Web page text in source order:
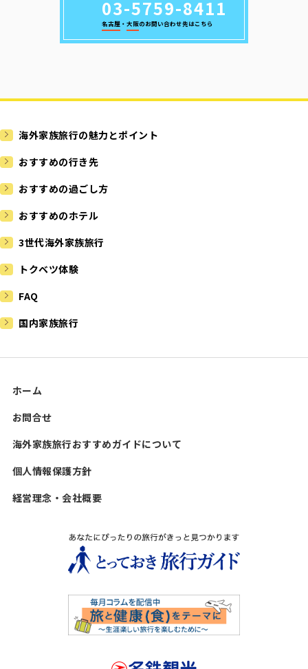
03-5759-8411
名古屋 ・大阪のお問い合わせ先はこちら
海外家族旅行の魅力とポイント
おすすめの行き先
おすすめの過ごし方
おすすめのホテル
3世代海外家族旅行
トクベツ体験
FAQ
国内家族旅行
ホーム
お問合せ
海外家族旅行おすすめガイドについて
個人情報保護方針
経営理念・会社概要